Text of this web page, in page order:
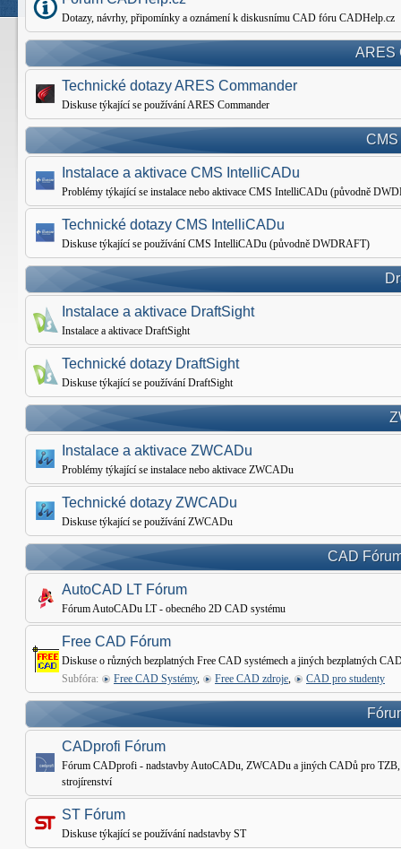
Dotazy, návrhy, připomínky a oznámení k diskusnímu CAD fóru CADHelp.cz
ARES
Technické dotazy ARES Commander
Diskuse týkající se používání ARES Commander
Instalace a aktivace CMS IntelliCADu
Problémy týkající se instalace nebo aktivace CMS IntelliCADu (původně
Technické dotazy CMS IntelliCADu
Diskuse týkající se používání CMS IntelliCADu (původně DWDRAFT)
Instalace a aktivace DraftSight
Instalace a aktivace DraftSight
Technické dotazy DraftSight
Diskuse týkající se používání DraftSight
Instalace a aktivace ZWCADu
Problémy týkající se instalace nebo aktivace ZWCADu
Technické dotazy ZWCADu
Diskuse týkající se používání ZWCADu
CAD
AutoCAD LT Fórum
Fórum AutoCADu LT - obecného 2D CAD systému
Free CAD Fórum
Diskuse o různých bezplatných Free CAD systémech a jiných bezplatných
Subfóra:
Free CAD Systémy, Free CAD zdroje, CAD pro studenty
CADprofi Fórum
Fórum CADprofi - nadstavby AutoCADu, ZWCADu a jiných CADů pro TZB,
strojírenství
ST Fórum
Diskuse týkající se používání nadstavby ST